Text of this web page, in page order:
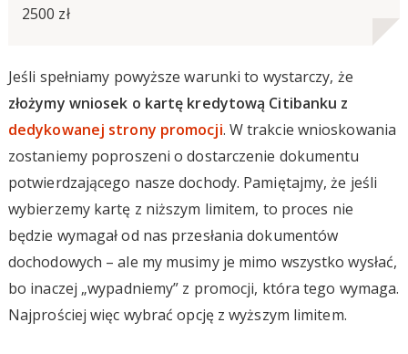
2500 zł
Jeśli spełniamy powyższe warunki to wystarczy, że
złożymy wniosek o kartę kredytową Citibanku z
dedykowanej strony promocji. W trakcie wnioskowania
zostaniemy poproszeni o dostarczenie dokumentu
potwierdzającego nasze dochody. Pamiętajmy, że jeśli
wybierzemy kartę z niższym limitem, to proces nie
będzie wymagał od nas przesłania dokumentów
dochodowych – ale my musimy je mimo wszystko wysłać,
bo inaczej „wypadniemy” z promocji, która tego wymaga.
Najprościej więc wybrać opcję z wyższym limitem.